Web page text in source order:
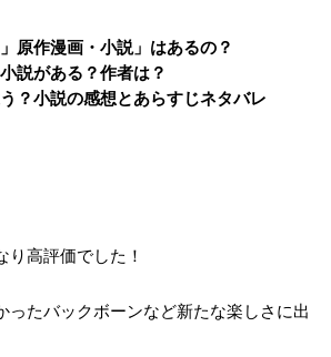
原作漫画・小説」はあるの？
説がある？作者は？
？小説の感想とあらすじネタバレ
り高評価でした！
ったバックボーンなど新たな楽しさに出